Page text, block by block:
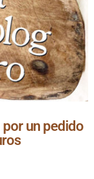
un pedido